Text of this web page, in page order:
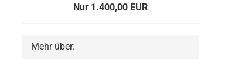
Nur 1.400,00 EUR
Mehr über: